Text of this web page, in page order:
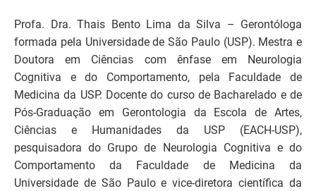
Profa. Dra. Thais Bento Lima da Silva – Gerontóloga
formada pela Universidade de São Paulo (USP). Mestra e
Doutora em Ciências com ênfase em Neurologia
Cognitiva e do Comportamento, pela Faculdade de
Medicina da USP. Docente do curso de Bacharelado e de
Pós-Graduação em Gerontologia da Escola de Artes,
Ciências e Humanidades da USP (EACH-USP),
pesquisadora do Grupo de Neurologia Cognitiva e do
Comportamento da Faculdade de Medicina da
Universidade de São Paulo e vice-diretora científica da